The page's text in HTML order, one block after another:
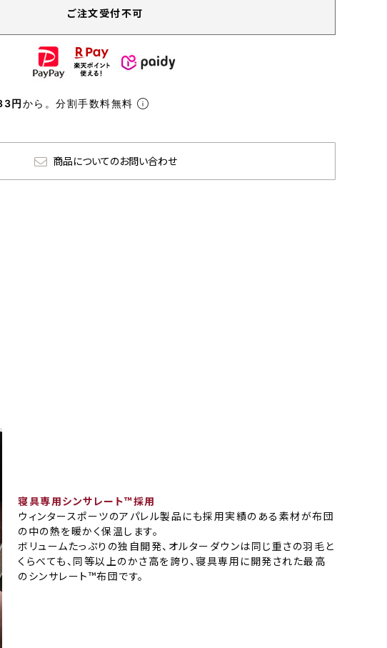
ご注文受付不可
円から。分割手数料無料
商品についてのお問い合わせ
寝具専用シンサレート™採用
ウィンタースポーツのアパレル製品にも採用実績のある素材が布団
の中の熱を暖かく保温します。
ボリュームたっぷりの独自開発、オルターダウンは同じ重さの羽毛と
くらべても、同等以上のかさ高を誇り、寝具専用に開発された最高
のシンサレート™布団です。